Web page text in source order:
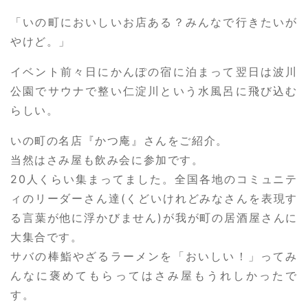
「いの町においしいお店ある？みんなで行きたいが
やけど。」
イベント前々日にかんぽの宿に泊まって翌日は波川
公園でサウナで整い仁淀川という水風呂に飛び込む
らしい。
いの町の名店『かつ庵』さんをご紹介。
当然はさみ屋も飲み会に参加です。
20人くらい集まってました。全国各地のコミュニテ
ィのリーダーさん達(くどいけれどみなさんを表現す
る言葉が他に浮かびません)が我が町の居酒屋さんに
大集合です。
サバの棒鮨やざるラーメンを「おいしい！」ってみ
んなに褒めてもらってはさみ屋もうれしかったで
す。